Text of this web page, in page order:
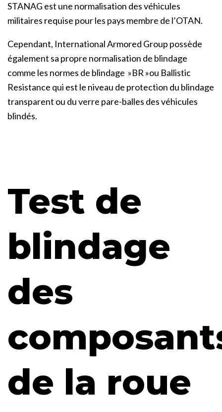
STANAG est une normalisation des véhicules
militaires requise pour les pays membre de l’OTAN.
Cependant, International Armored Group possède
également sa propre normalisation de blindage
comme les normes de blindage »BR »ou Ballistic
Resistance qui est le niveau de protection du blindage
transparent ou du verre pare-balles des véhicules
blindés.
Test de
blindage
des
de la roue